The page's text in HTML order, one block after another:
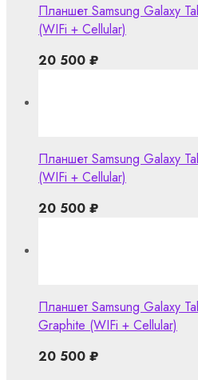
Планшет Samsung Galaxy
(WIFi + Cellular)
20 500 ₽
Планшет Samsung Galaxy
(WIFi + Cellular)
20 500 ₽
Планшет Samsung Galaxy
Graphite (WIFi + Cellular)
20 500 ₽